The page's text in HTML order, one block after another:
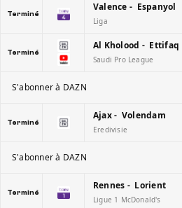
Terminé
Valence - Espanyol
Liga
Terminé
Al Kholood - Ettifaq
Saudi Pro League
S'abonner à DAZN
Terminé
Ajax - Volendam
Eredivisie
S'abonner à DAZN
Terminé
Rennes - Lorient
Ligue 1 McDonald's